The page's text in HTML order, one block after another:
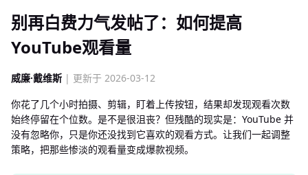
别再白费力气发帖了：如何提高
YouTube观看量
威廉·戴维斯 | 更新于 2026-03-12
你花了几个小时拍摄、剪辑，盯着上传按钮，结果却发现观看次数
始终停留在个位数。是不是很沮丧？但残酷的现实是：YouTube 并
没有忽略你，只是你还没找到它喜欢的观看方式。让我们一起调整
策略，把那些惨淡的观看量变成爆款视频。